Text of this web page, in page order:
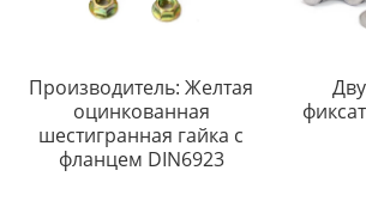
Производитель: Желтая
оцинкованная
шестигранная гайка с
фланцем DIN6923